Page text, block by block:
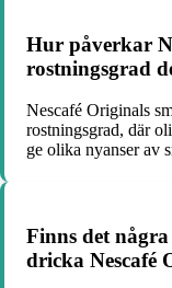
Hur påverkar
rostningsgrad
Nescafé Originals
rostningsgrad, där
ge olika nyanser av
Finns det
dricka Nescafé